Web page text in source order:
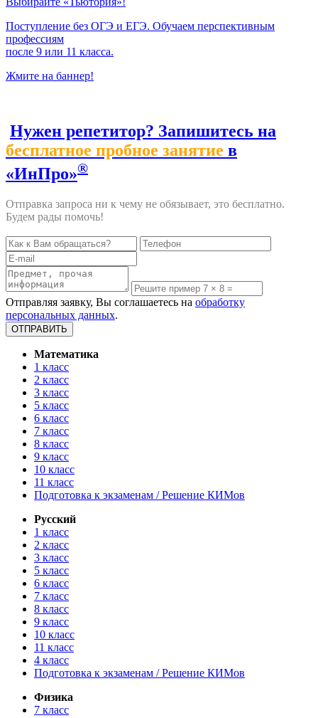
Поступление без ОГЭ и ЕГЭ. Обучаем перспективным
профессиям
после 9 или 11 класса.
Жмите на баннер!
Нужен репетитор? Запишитесь на
бесплатное пробное занятие в
«ИнПро»®
Отправка запроса ни к чему не обязывает, это бесплатно.
Будем рады помочь!
Отправляя заявку, Вы соглашаетесь на обработку
персональных данных.
Математика
1 класс
2 класс
3 класс
5 класс
6 класс
7 класс
8 класс
9 класс
10 класс
11 класс
Подготовка к экзаменам / Решение КИМов
Русский
1 класс
2 класс
3 класс
5 класс
6 класс
7 класс
8 класс
9 класс
10 класс
11 класс
4 класс
Подготовка к экзаменам / Решение КИМов
Физика
7 класс